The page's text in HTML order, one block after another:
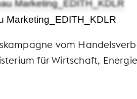
Marketing_EDITH_KDLR
vom
für Wirtschaft,